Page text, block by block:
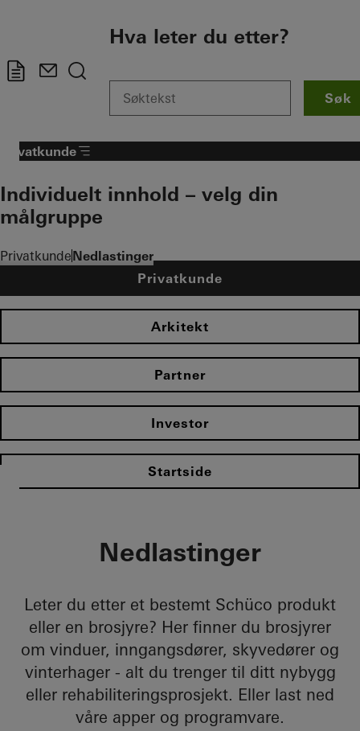
Hva leter du etter?
Søk
PrivatkundeNedlastinger
Privatkunde
Individuelt innhold – velg din
målgruppe
Privatkunde
Arkitekt
Partner
Investor
Startside
Nedlastinger
Leter du etter et bestemt Schüco produkt
eller en brosjyre? Her finner du brosjyrer
om vinduer, inngangsdører, skyvedører og
vinterhager - alt du trenger til ditt nybygg
eller rehabiliteringsprosjekt. Eller last ned
våre apper og programvare.